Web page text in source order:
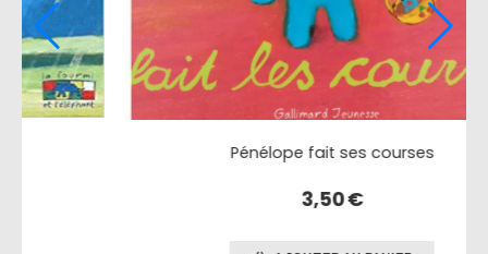
Le grand livre de Pénélope